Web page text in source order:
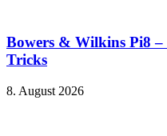
Bowers & Wilkins Pi8
Tricks
8. August 2026